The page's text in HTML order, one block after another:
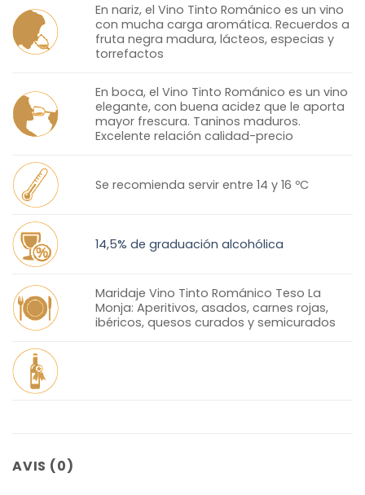
En nariz, el Vino Tinto Románico es un vino
con mucha carga aromática. Recuerdos a
fruta negra madura, lácteos, especias y
torrefactos
En boca, el Vino Tinto Románico es un vino
elegante, con buena acidez que le aporta
mayor frescura. Taninos maduros.
Excelente relación calidad-precio
Se recomienda servir entre 14 y 16 ºC
14,5% de graduación alcohólica
Maridaje Vino Tinto Románico Teso La
Monja: Aperitivos, asados, carnes rojas,
ibéricos, quesos curados y semicurados
AVIS (0)